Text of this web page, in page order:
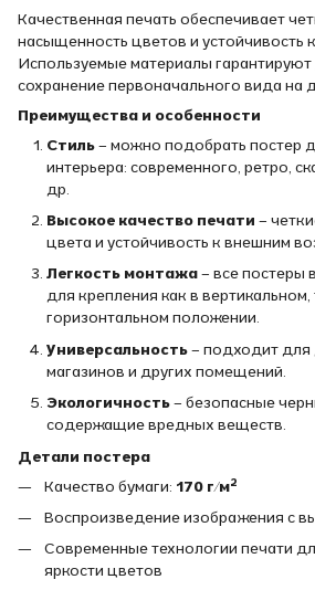
Качественная печать обеспечивает
насыщенность цветов и устойчивость
Используемые материалы
сохранение первоначального вида на
Преимущества и особенности
Стиль– можно подобрать постер
интерьера: современного, ретро,
др.
Высокое качество печати –
цвета и устойчивость к внешним
Легкость монтажа– все постеры
для крепления как в вертикальном,
горизонтальном положении.
Универсальность– подходит для
магазинов и других помещений.
Экологичность– безопасные
содержащие вредных веществ.
Детали постера
Качество бумаги: 170 г/м²
Воспроизведение изображения с
Современные технологии печати
яркости цветов